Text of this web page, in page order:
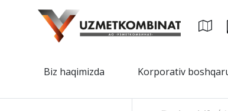
Biz haqimizda Korporativ